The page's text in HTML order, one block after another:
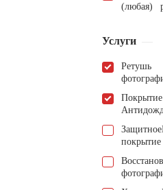
(любая)
Услуги
Ретушь
Покрытие
Защитное
покрытие